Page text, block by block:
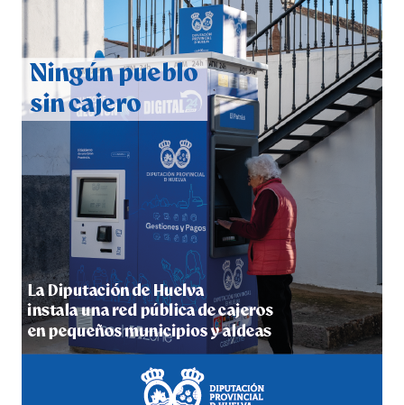
CUARTA CORRIDA DE LAS FIESTAS COLOMBINAS
2026
hace 5 días·Huelvatv
4º DÍA DE LAS FIESTAS COLOMBINAS 2026
hace 5 días·Huelvatv